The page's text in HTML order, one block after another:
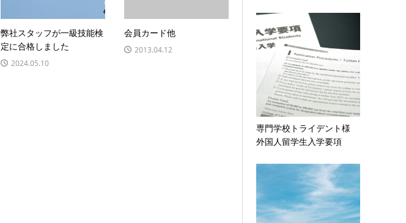
弊社スタッフが一級技能検
定に合格しました
2024.05.10
会員カード他
2013.04.12
専門学校トライデント様
外国人留学生入学要項